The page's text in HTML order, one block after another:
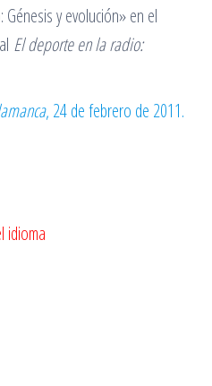
y evolución» en el
El deporte en la radio:
, 24 de febrero de 2011.
idioma